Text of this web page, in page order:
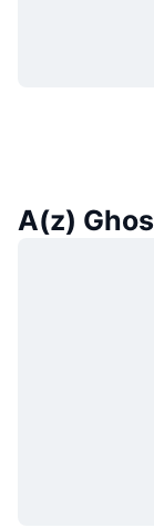
A(z)